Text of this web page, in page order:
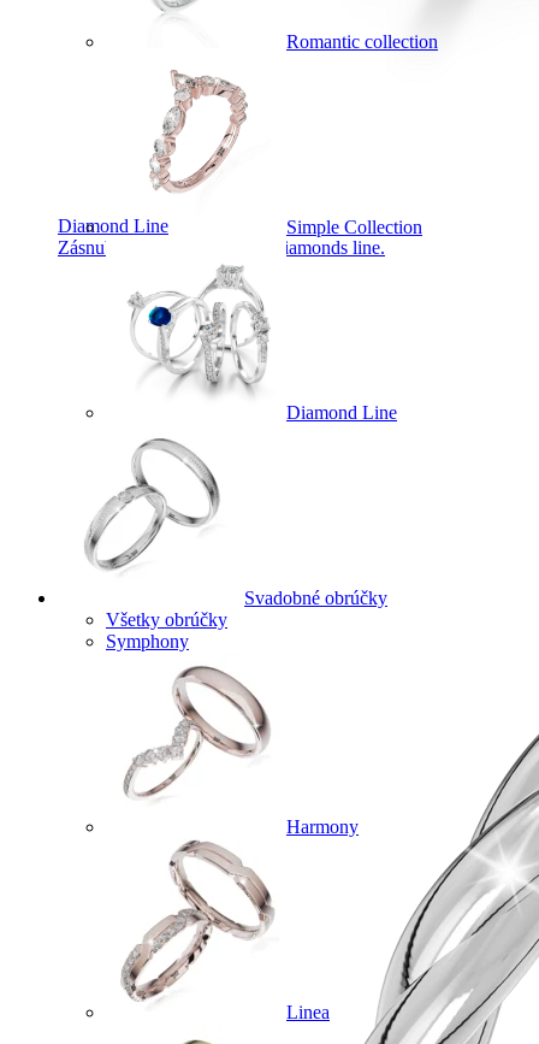
Diamond Line
Zásnubné prstne z kolekcie Diamonds line.
Romantic collection
Simple Collection
Diamond Line
Svadobné obrúčky
Všetky obrúčky
Symphony
Harmony
Linea